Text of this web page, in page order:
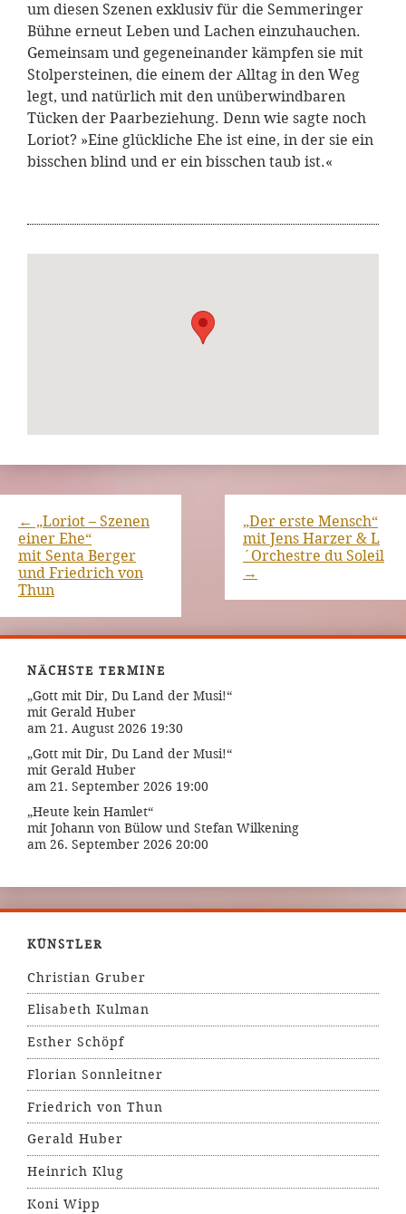
um diesen Szenen exklusiv für die Semmeringer
Bühne erneut Leben und Lachen einzuhauchen.
Gemeinsam und gegeneinander kämpfen sie mit
Stolpersteinen, die einem der Alltag in den Weg
legt, und natürlich mit den unüberwindbaren
Tücken der Paarbeziehung. Denn wie sagte noch
Loriot? »Eine glückliche Ehe ist eine, in der sie ein
bisschen blind und er ein bisschen taub ist.«
← „Loriot – Szenen
einer Ehe“
mit Senta Berger
und Friedrich von
Thun
„Der erste Mensch“
mit Jens Harzer & L
´Orchestre du Soleil
→
NÄCHSTE TERMINE
„Gott mit Dir, Du Land der Musi!“
mit Gerald Huber
am 21. August 2026 19:30
„Gott mit Dir, Du Land der Musi!“
mit Gerald Huber
am 21. September 2026 19:00
„Heute kein Hamlet“
mit Johann von Bülow und Stefan Wilkening
am 26. September 2026 20:00
KÜNSTLER
Christian Gruber
Elisabeth Kulman
Esther Schöpf
Florian Sonnleitner
Friedrich von Thun
Gerald Huber
Heinrich Klug
Koni Wipp